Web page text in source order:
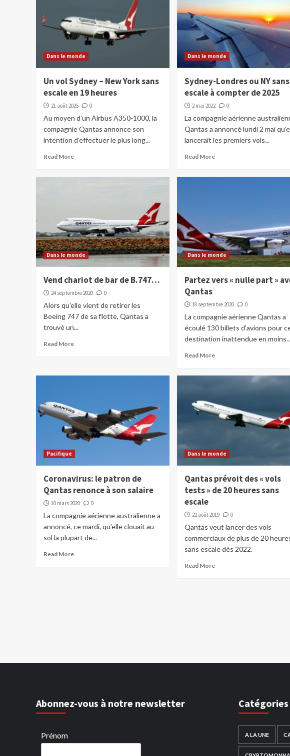
Dans le monde
Un vol Sydney – New York sans
escale en 19 heures
21 août 2025 0
Au moyen d’un Airbus A350-1000, la
compagnie Qantas annonce son
intention d’effectuer le plus long...
Read More
Dans le monde
Sydney-Londres ou NY sans
escale à compter de 2025
2 mai 2022 0
La compagnie aérienne
Qantas a annoncé lundi 2 mai
lancerait les premiers vols...
Read More
Dans le monde
Vend chariot de bar de B.747…
24 septembre 2020 0
Alors qu’elle vient de retirer les
Boeing 747 de sa flotte, Qantas a
trouvé un...
Read More
Dans le monde
Partez vers « nulle part »
Qantas
18 septembre 2020 0
La compagnie aérienne Qantas a
écoulé 130 billets d’avions pour
destination inattendue en
Read More
Pacifique
Coronavirus: le patron de
Qantas renonce à son salaire
10 mars 2020 0
La compagnie aérienne australienne a
annoncé, ce mardi, qu’elle clouait au
sol la plupart de...
Read More
Dans le monde
Qantas prévoit des « vols
tests » de 20 heures sans
escale
22 août 2019 0
Qantas veut lancer des vols
commerciaux de plus de 20
sans escale dès 2022.
Read More
Abonnez-vous à notre newsletter
Prénom
Catégories
A LA UNE